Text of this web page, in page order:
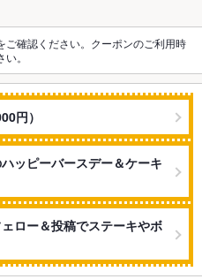
確認ください。クーポンのご利用時
。
円）
ッピーバースデー＆ケーキ
ロー＆投稿でステーキやボ